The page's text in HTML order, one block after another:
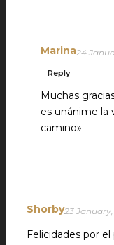
Marina24
Reply
Muchas
es unánime la
camino»
Shorby23
Felicidades por el